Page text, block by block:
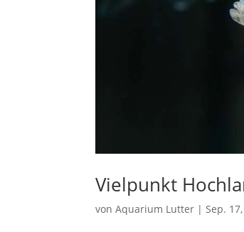
Vielpunkt
vonAquarium Lutter | Sep.